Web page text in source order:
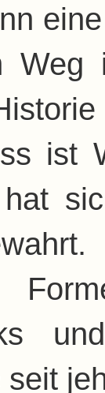
Weg
ist
hat
seit